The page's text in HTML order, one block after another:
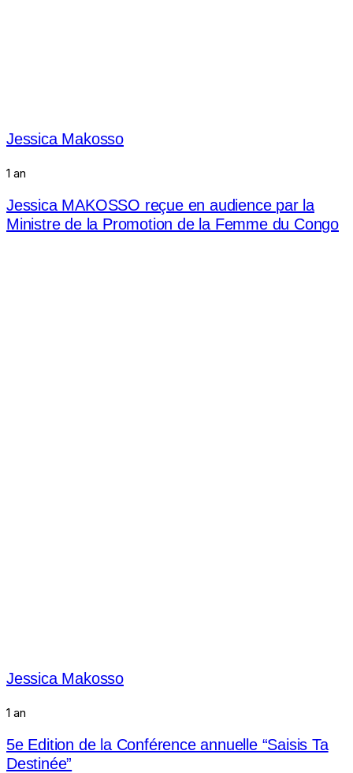
Jessica Makosso
1 an
Jessica MAKOSSO reçue en audience par la
Ministre de la Promotion de la Femme du Congo
Jessica Makosso
1 an
5e Edition de la Conférence annuelle “Saisis Ta
Destinée”